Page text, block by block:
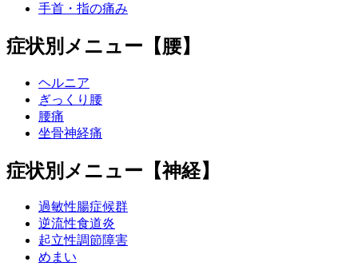
手首・指の痛み
症状別メニュー【腰】
ヘルニア
ぎっくり腰
腰痛
坐骨神経痛
症状別メニュー【神経】
過敏性腸症候群
逆流性食道炎
起立性調節障害
めまい